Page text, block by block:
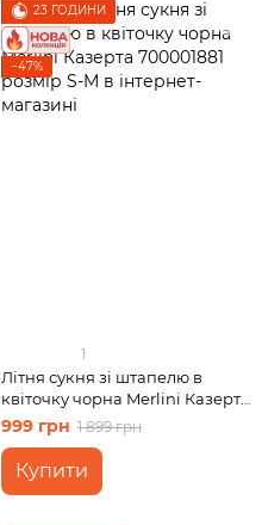
23 ГОДИНИ
−47%
1
Літня сукня зі штапелю в
квіточку чорна Merlini Казерта
700001881 розмір S-M
999 грн 1 899 грн
Купити